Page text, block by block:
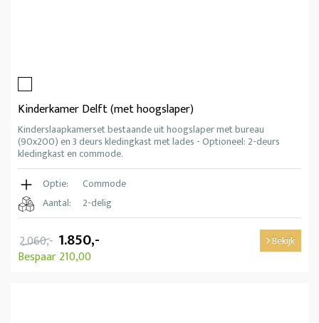
Kinderkamer Delft (met hoogslaper)
Kinderslaapkamerset bestaande uit hoogslaper met bureau
(90x200) en 3 deurs kledingkast met lades - Optioneel: 2-deurs
kledingkast en commode.
Optie:
Commode
Aantal:
2-delig
2.060,- 1.850,-
Bespaar 210,00
Bekijk